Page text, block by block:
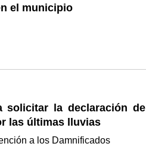
el municipio
solicitar la declaración de
las últimas lluvias
a los Damnificados